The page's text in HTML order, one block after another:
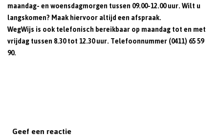
maandag- en woensdagmorgen tussen 09.00-12.00 uur. Wilt u
langskomen? Maak hiervoor altijd een afspraak.
WegWijs is ook telefonisch bereikbaar op maandag tot en met
vrijdag tussen 8.30 tot 12.30 uur. Telefoonnummer (0411) 65 59
90.
Geef een reactie